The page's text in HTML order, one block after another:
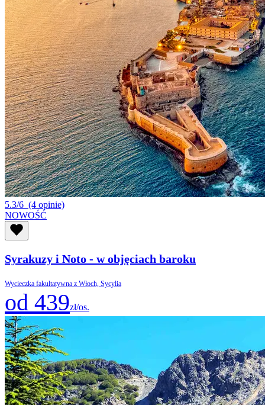
5.3/6 (4 opinie)
NOWOŚĆ
Syrakuzy i Noto - w objęciach baroku
Wycieczka fakultatywna z Włoch, Sycylia
od 439zł/os.